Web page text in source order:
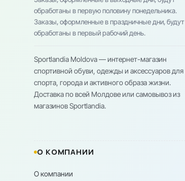
обработаны в первую половину понедельника.
Заказы, оформленные в праздничные дни, будут
обработаны в первый рабочий день.
Sportlandia Moldova — интернет-магазин
спортивной обуви, одежды и аксессуаров для
спорта, города и активного образа жизни.
Доставка по всей Молдове или самовывоз из
магазинов Sportlandia.
О КОМПАНИИ
О компании